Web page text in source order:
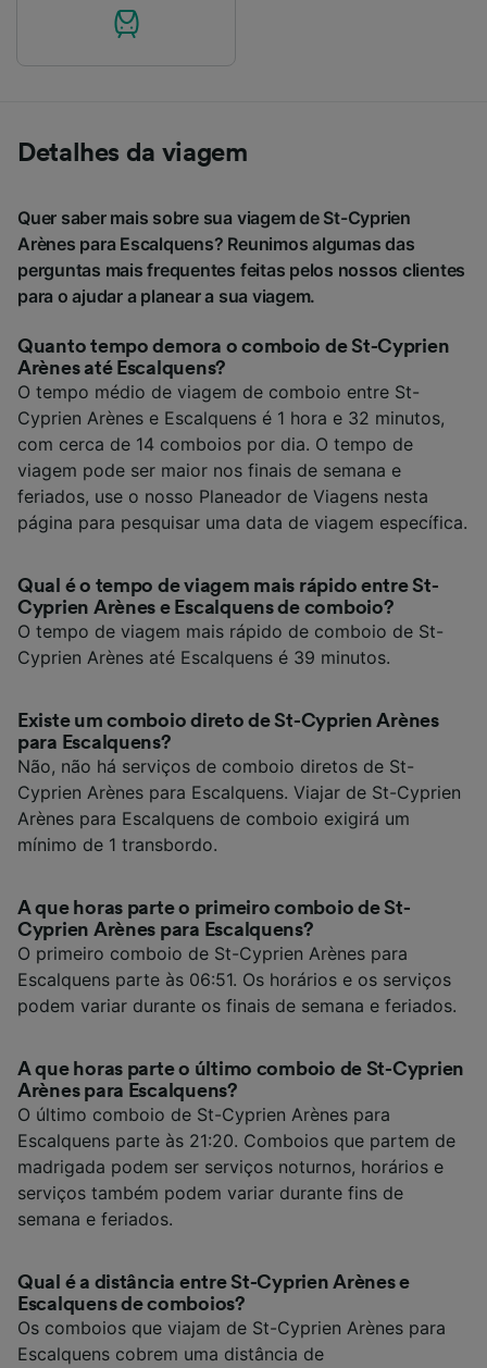
Detalhes da viagem
Quer saber mais sobre sua viagem de St-Cyprien
Arènes para Escalquens? Reunimos algumas das
perguntas mais frequentes feitas pelos nossos clientes
para o ajudar a planear a sua viagem.
Quanto tempo demora o comboio de St-Cyprien
Arènes até Escalquens?
O tempo médio de viagem de comboio entre St-
Cyprien Arènes e Escalquens é 1 hora e 32 minutos,
com cerca de 14 comboios por dia. O tempo de
viagem pode ser maior nos finais de semana e
feriados, use o nosso Planeador de Viagens nesta
página para pesquisar uma data de viagem específica.
Qual é o tempo de viagem mais rápido entre St-
Cyprien Arènes e Escalquens de comboio?
O tempo de viagem mais rápido de comboio de St-
Cyprien Arènes até Escalquens é 39 minutos.
Existe um comboio direto de St-Cyprien Arènes
para Escalquens?
Não, não há serviços de comboio diretos de St-
Cyprien Arènes para Escalquens. Viajar de St-Cyprien
Arènes para Escalquens de comboio exigirá um
mínimo de 1 transbordo.
A que horas parte o primeiro comboio de St-
Cyprien Arènes para Escalquens?
O primeiro comboio de St-Cyprien Arènes para
Escalquens parte às 06:51. Os horários e os serviços
podem variar durante os finais de semana e feriados.
A que horas parte o último comboio de St-Cyprien
Arènes para Escalquens?
O último comboio de St-Cyprien Arènes para
Escalquens parte às 21:20. Comboios que partem de
madrigada podem ser serviços noturnos, horários e
serviços também podem variar durante fins de
semana e feriados.
Qual é a distância entre St-Cyprien Arènes e
Escalquens de comboios?
Os comboios que viajam de St-Cyprien Arènes para
Escalquens cobrem uma distância de